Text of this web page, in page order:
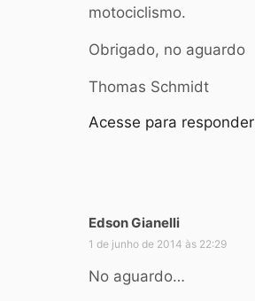
motociclismo.
Obrigado, no aguardo
Thomas Schmidt
Acesse para responder
Edson Gianelli
i
s
1 de junho de 2014 às 22:29
No aguardo…